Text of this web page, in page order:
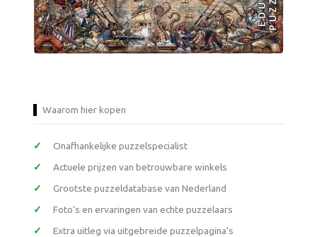
Waarom hier kopen
Onafhankelijke puzzelspecialist
Actuele prijzen van betrouwbare winkels
Grootste puzzeldatabase van Nederland
Foto’s en ervaringen van echte puzzelaars
Extra uitleg via uitgebreide puzzelpagina’s